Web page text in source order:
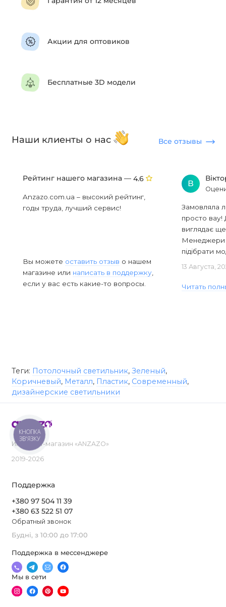
Акции для оптовиков
Бесплатные 3D модели
Наши клиенты о нас Все отзывы
Рейтинг нашего магазина — 4.6
Anzazo.com.ua – высокий рейтинг,
годы труда, лучший сервис!
Вы можете оставить отзыв о нашем
магазине или написать в поддержку
если у вас есть какие-то вопросы.
В
Замовляла
просто вау!
виглядає
Менеджери
підібрати
13 Августа,
Читать
Теги: Потолочный светильник, Зеленый,
Коричневый, Металл, Пластик, Современный,
дизайнерские светильники
Интернет-магазин «ANZAZO»
2019-2026
Поддержка
+380 97 504 11 39
+380 63 522 51 07
Обратный звонок
Будні, з 10:00 до 17:00
Поддержка в мессенджере
Мы в сети
КНОПКА
ЗВ'ЯЗКУ